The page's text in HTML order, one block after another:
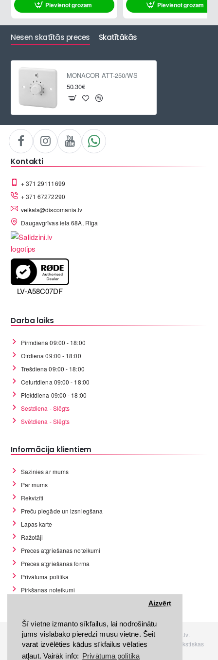
Šī vietne izmanto sīkfailus, lai nodrošinātu
jums vislabāko pieredzi mūsu vietnē. Šeit
varat izvēlēties kādus sīkfailus vēlaties
atļaut. Vairāk info: Privātuma politika
Aizvērt
Pievienot grozam Pievienot grozam
Nesen skatītās preces Skatītākās
MONACOR ATT-250/WS
50.30€
Kontakti
+ 371 29111699
+ 371 67272290
veikals@discomania.lv
Daugavgrīvas iela 68A, Rīga
LV-A58C07DF
Darba laiks
Pirmdiena 09:00 - 18:00
Otrdiena 09:00 - 18:00
Trešdiena 09:00 - 18:00
Ceturtdiena 09:00 - 18:00
Piektdiena 09:00 - 18:00
Sestdiena - Slēgts
Svētdiena - Slēgts
Informācija klientiem
Sazinies ar mums
Par mums
Rekvizīti
Preču piegāde un izsniegšana
Lapas karte
Ražotāji
Preces atgriešanas noteikumi
Preces atgriešanas forma
Privātuma politika
Pirkšanas noteikumi
Visas tiesības rezervētas. Interneta veikals www.Discomania.lv.
Jebkuras Discomania.lv informācijas pārpublicēšana, bez rakstiskas
atļaujas, stingri aizliegta.